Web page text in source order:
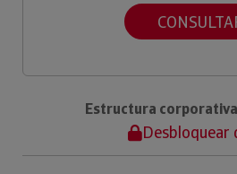
Estructura corporativa
Desbloquear